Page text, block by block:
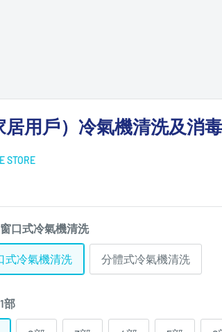
居用戶）冷氣機清洗及消
STORE
窗口式冷氣機清洗
式冷氣機清洗 分體式冷氣機清洗
1部